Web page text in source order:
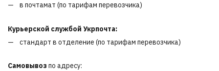
в почтамат (по тарифам перевозчика)
Курьерской службой Укрпочта:
стандарт в отделение (по тарифам перевозчика)
Самовывозпо адресу: